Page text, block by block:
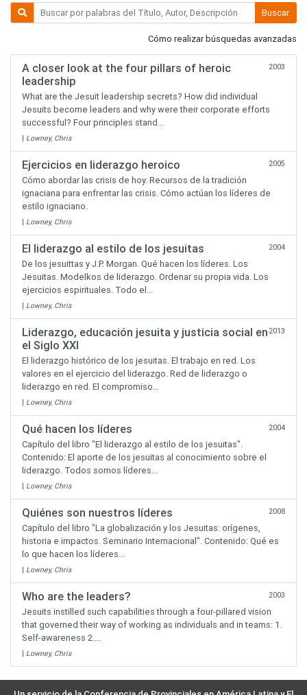
Buscar
Cómo realizar búsquedas avanzadas
A closer look at the four pillars of heroic
leadership
2003
What are the Jesuit leadership secrets? How did individual
Jesuits become leaders and why were their corporate efforts
successful? Four principles stand...
| Lowney, Chris
Ejercicios en liderazgo heroico 2005
Cómo abordar las crisis de hoy. Recursos de la tradición
ignaciana para enfrentar las crisis. Cómo actúan los líderes de
estilo ignaciano.
| Lowney, Chris
El liderazgo al estilo de los jesuitas 2004
De los jesuittas y J.P. Morgan. Qué hacen los líderes. Los
Jesuitas. Modelkos de liderazgo. Ordenar su propia vida. Los
ejercicios espirituales. Todo el...
| Lowney, Chris
Liderazgo, educación jesuita y justicia social en
el Siglo XXI
2013
El liderazgo histórico de los jesuitas. El trabajo en red. Los
valores en el ejercicio del liderazgo. Red de liderazgo o
liderazgo en red. El compromiso...
| Lowney, Chris
Qué hacen los líderes 2004
Capítulo del libro "El liderazgo al estilo de los jesuitas".
Contenido: El aporte de los jesuitas al conocimiento sobre el
liderazgo. Todos somos líderes...
| Lowney, Chris
Quiénes son nuestros líderes 2008
Capítulo del libro "La globalización y los Jesuitas: orígenes,
historia e impactos. Seminario Internacional". Contenido: Qué es
lo que hacen los líderes...
| Lowney, Chris
Who are the leaders? 2003
Jesuits instilled such capabilities through a four-pillared vision
that governed their way of working as individuals and in teams: 1.
Self-awareness 2....
| Lowney, Chris